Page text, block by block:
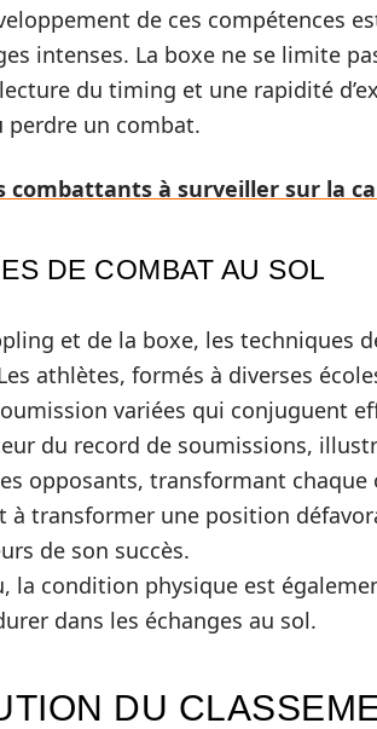
de ces compétences
intenses. La boxe ne se limite
du timing et une rapidité
perdre un combat.
combattants à surveiller sur la
DE COMBAT AU SOL
et de la boxe, les techniques
athlètes, formés à diverses
variées qui conjuguent
du record de soumissions,
opposants, transformant chaque
à transformer une position
de son succès.
la condition physique est
dans les échanges au sol.
DU